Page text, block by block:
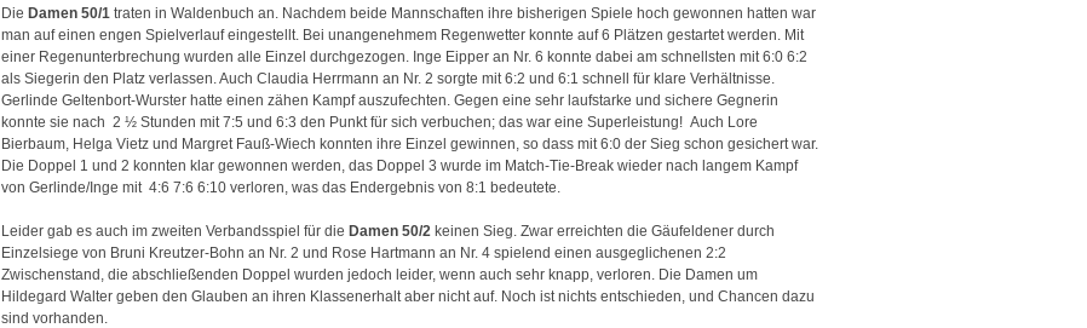
Die Damen 50/1 traten in Waldenbuch an. Nachdem beide Mannschaften ihre bisherigen Spiele hoch gewonnen hatten war
man auf einen engen Spielverlauf eingestellt. Bei unangenehmem Regenwetter konnte auf 6 Plätzen gestartet werden. Mit
einer Regenunterbrechung wurden alle Einzel durchgezogen. Inge Eipper an Nr. 6 konnte dabei am schnellsten mit 6:0 6:2
als Siegerin den Platz verlassen. Auch Claudia Herrmann an Nr. 2 sorgte mit 6:2 und 6:1 schnell für klare Verhältnisse.
Gerlinde Geltenbort-Wurster hatte einen zähen Kampf auszufechten. Gegen eine sehr laufstarke und sichere Gegnerin
konnte sie nach 2 ½ Stunden mit 7:5 und 6:3 den Punkt für sich verbuchen; das war eine Superleistung! Auch Lore
Bierbaum, Helga Vietz und Margret Fauß-Wiech konnten ihre Einzel gewinnen, so dass mit 6:0 der Sieg schon gesichert war.
Die Doppel 1 und 2 konnten klar gewonnen werden, das Doppel 3 wurde im Match-Tie-Break wieder nach langem Kampf
von Gerlinde/Inge mit 4:6 7:6 6:10 verloren, was das Endergebnis von 8:1 bedeutete.
Leider gab es auch im zweiten Verbandsspiel für die Damen 50/2 keinen Sieg. Zwar erreichten die Gäufeldener durch
Einzelsiege von Bruni Kreutzer-Bohn an Nr. 2 und Rose Hartmann an Nr. 4 spielend einen ausgeglichenen 2:2
Zwischenstand, die abschließenden Doppel wurden jedoch leider, wenn auch sehr knapp, verloren. Die Damen um
Hildegard Walter geben den Glauben an ihren Klassenerhalt aber nicht auf. Noch ist nichts entschieden, und Chancen dazu
sind vorhanden.